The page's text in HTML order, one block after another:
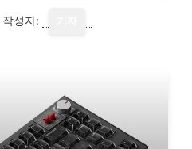
작성자: